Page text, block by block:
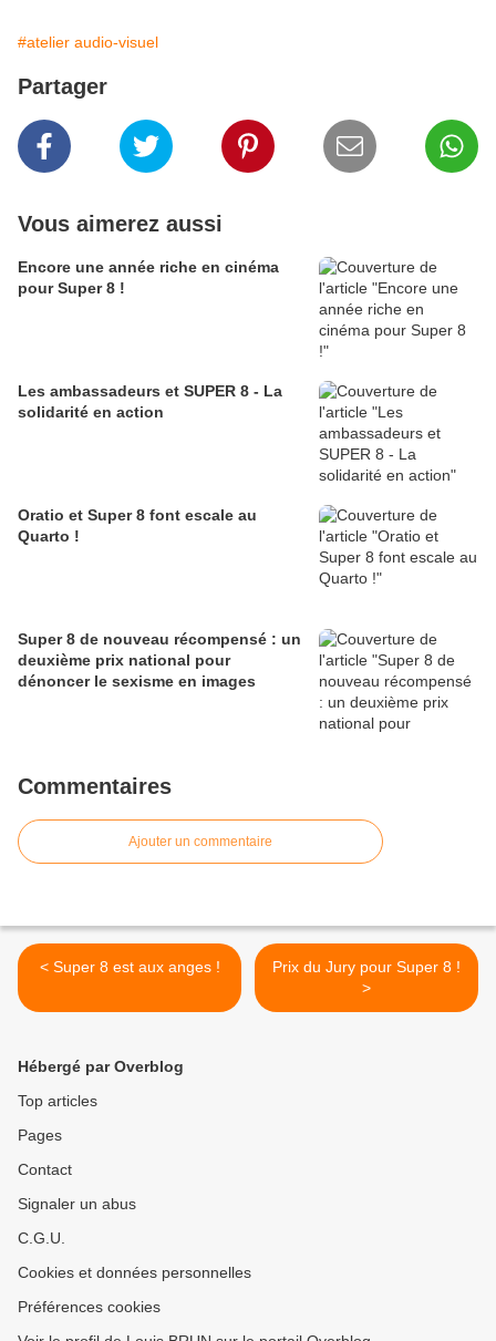
#atelier audio-visuel
Partager
Vous aimerez aussi
Encore une année riche en cinéma
pour Super 8 !
Les ambassadeurs et SUPER 8 - La
solidarité en action
Oratio et Super 8 font escale au
Quarto !
Super 8 de nouveau récompensé : un
deuxième prix national pour
dénoncer le sexisme en images
Commentaires
Ajouter un commentaire
< Super 8 est aux anges !
Prix du Jury pour Super 8 !
>
Hébergé par Overblog
Top articles
Pages
Contact
Signaler un abus
C.G.U.
Cookies et données personnelles
Préférences cookies